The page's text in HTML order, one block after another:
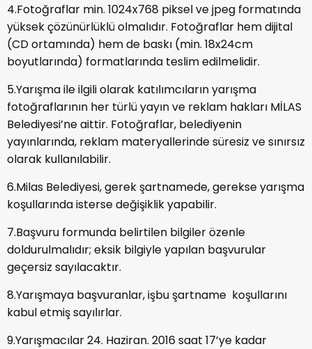
4.Fotoğraflar min. 1024x768 piksel ve jpeg formatında
yüksek çözünürlüklü olmalıdır. Fotoğraflar hem dijital
(CD ortamında) hem de baskı (min. 18x24cm
boyutlarında) formatlarında teslim edilmelidir.
5.Yarışma ile ilgili olarak katılımcıların yarışma
fotoğraflarının her türlü yayın ve reklam hakları MİLAS
Belediyesi’ne aittir. Fotoğraflar, belediyenin
yayınlarında, reklam materyallerinde süresiz ve sınırsız
olarak kullanılabilir.
6.Milas Belediyesi, gerek şartnamede, gerekse yarışma
koşullarında isterse değişiklik yapabilir.
7.Başvuru formunda belirtilen bilgiler özenle
doldurulmalıdır; eksik bilgiyle yapılan başvurular
geçersiz sayılacaktır.
8.Yarışmaya başvuranlar, işbu şartname koşullarını
kabul etmiş sayılırlar.
9.Yarışmacılar 24. Haziran. 2016 saat 17’ye kadar